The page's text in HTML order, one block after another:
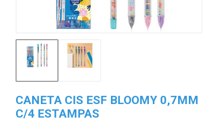
CANETA CIS ESF BLOOMY 0,7MM
C/4 ESTAMPAS